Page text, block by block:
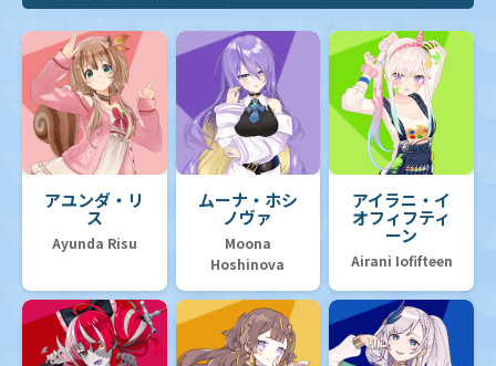
アユンダ・リ
ス
Ayunda Risu
ムーナ・ホシ
ノヴァ
Moona
Hoshinova
アイラニ・イ
オフィフティ
ーン
Airani Iofifteen